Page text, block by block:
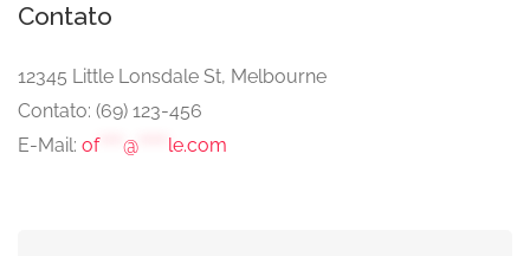
Contato
12345 Little Lonsdale St, Melbourne
Contato: (69) 123-456
E-Mail: of**** @ le.com